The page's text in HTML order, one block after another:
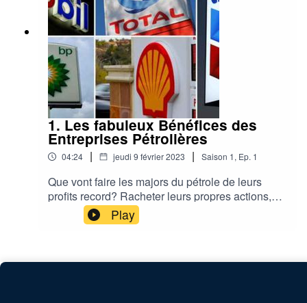
1. Les fabuleux Bénéfices des
Entreprises Pétrolières
04:24 | jeudi 9 février 2023 | Saison 1, Ep. 1
Que vont faire les majors du pétrole de leurs
profits record? Racheter leurs propres actions,
cannibaliser des concurrentes européennes, ou
investir dans le renouvelable? Par Laurent
Play